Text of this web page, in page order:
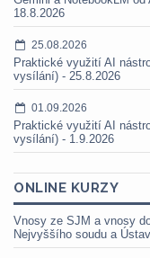
18.8.2026
25.08.2026
Praktické využití AI
vysílání) - 25.8.2026
01.09.2026
Praktické využití AI
vysílání) - 1.9.2026
ONLINE KURZY
Vnosy ze SJM a vnosy
Nejvyššího soudu a